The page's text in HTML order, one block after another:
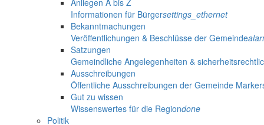
Anliegen A bis Z
Informationen für Bürgersettings_ethernet
Bekanntmachungen
Veröffentlichungen & Beschlüsse der Gemeinde
Satzungen
Gemeindliche Angelegenheiten &
Ausschreibungen
Öffentliche Ausschreibungen der Gemeinde
Gut zu wissen
Wissenswertes für die Regiondone
Politik